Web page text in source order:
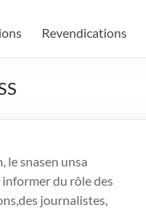
Revendications
le snasen unsa
informer du rôle des
journalistes,